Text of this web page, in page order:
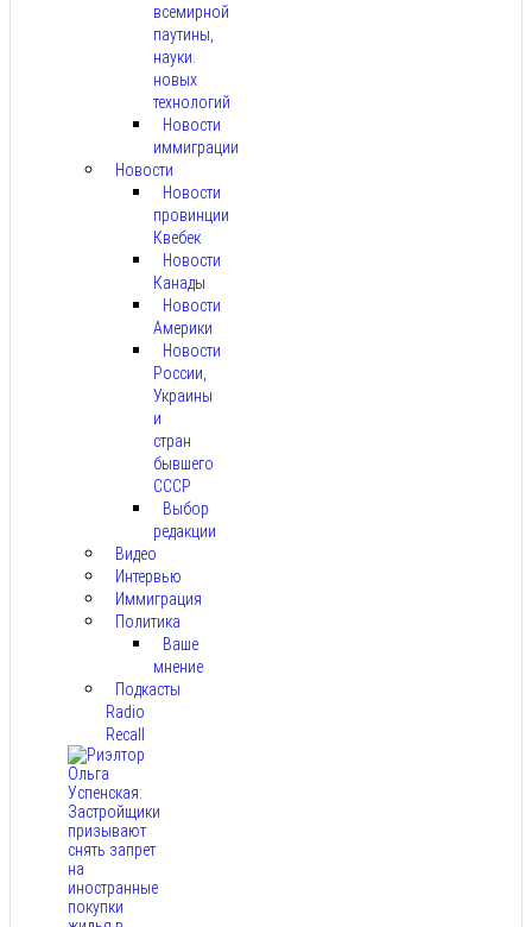
всемирной
паутины,
науки.
новых
технологий
Новости
иммиграции
Новости
Новости
провинции
Квебек
Новости
Канады
Новости
Америки
Новости
России,
Украины
и
стран
бывшего
СССР
Выбор
редакции
Видео
Интервью
Иммиграция
Политика
Ваше
мнение
Подкасты
Radio
Recall